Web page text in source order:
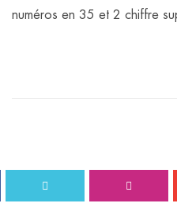
numéros en 35 et 2 chiffre